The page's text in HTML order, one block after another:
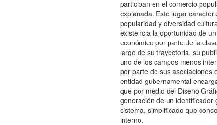
participan en el comercio
explanada. Este lugar
popularidad y diversidad
existencia la oportunidad de
económico por parte de la
largo de su trayectoria, su
uno de los campos menos
por parte de sus asociaciones
entidad gubernamental
que por medio del Diseño
generación de un identificador
sistema, simplificado que
interno.